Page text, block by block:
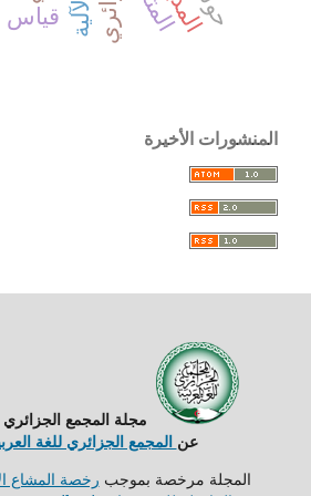
قياس
المنشورات الأخيرة
مجلة المجمع الجزائري
عن المجمع الجزائري للغة
المجلة مرخصة بموجب رخصة المشاع